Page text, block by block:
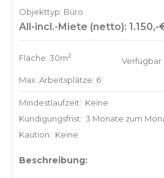
Objekttyp: Büro
All-incl.-Miete (netto):
Fläche: 30m2
Max. Arbeitsplätze: 6
Verfügbar
Mindestlaufzeit: Keine
Kündigungsfrist: 3 Monate zum
Kaution: Keine
Beschreibung: